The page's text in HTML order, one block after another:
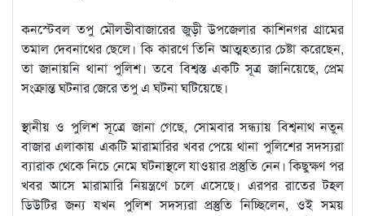
কনস্টেবল তপু মৌলভীবাজারের জুড়ী উপজেলার কাশিনগর গ্রামের
তমাল দেবনাথের ছেলে। কি কারণে তিনি আত্মহত্যার চেষ্টা করেছেন,
তা জানায়নি থানা পুলিশ। তবে বিশ্বস্ত একটি সূত্র জানিয়েছে, প্রেম
সংক্রান্ত ঘটনার জেরে তপু এ ঘটনা ঘটিয়েছে।
স্থানীয় ও পুলিশ সূত্রে জানা গেছে, সোমবার সন্ধ্যায় বিশ্বনাথ নতুন
বাজার এলাকায় একটি মারামারির খবর পেয়ে থানা পুলিশের সদস্যরা
ব্যারাক থেকে নিচে নেমে ঘটনাস্থলে যাওয়ার প্রস্তুতি নেন। কিছুক্ষণ পর
খবর আসে মারামারি নিয়ন্ত্রণে চলে এসেছে। এরপর রাতের টহল
ডিউটির জন্য যখন পুলিশ সদস্যরা প্রস্তুতি নিচ্ছিলেন, ওই সময়